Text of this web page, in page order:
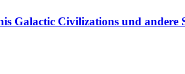
Galactic Civilizations und andere